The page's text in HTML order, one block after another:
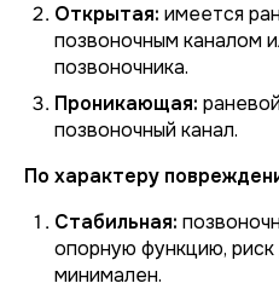
Открытая: имеется
позвоночным каналом
позвоночника.
Проникающая:
позвоночный канал.
По характеру
Стабильная:
опорную функцию,
минимален.